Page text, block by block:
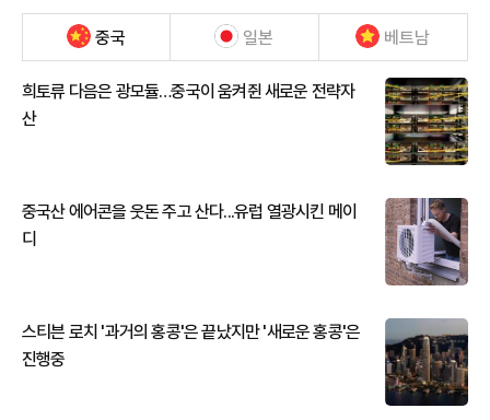
중국 일본 베트남
희토류 다음은 광모듈…중국이 움켜쥔 새로운 전략자
산
중국산 에어콘을 웃돈 주고 산다...유럽 열광시킨 메이
디
스티븐 로치 '과거의 홍콩'은 끝났지만 '새로운 홍콩'은
진행중